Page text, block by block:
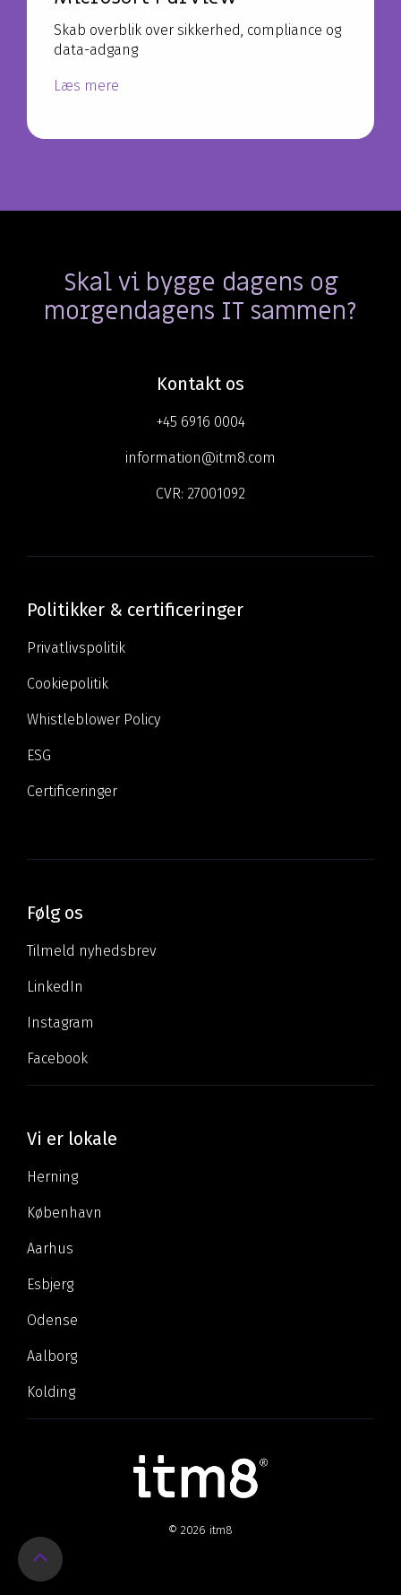
Skab overblik over sikkerhed, compliance og
data-adgang
Læs mere
Skal vi bygge dagens og
morgendagens IT sammen?
Kontakt os
+45 6916 0004
information@itm8.com
CVR: 27001092
Politikker & certificeringer
Privatlivspolitik
Cookiepolitik
Whistleblower Policy
ESG
Certificeringer
Følg os
Tilmeld nyhedsbrev
LinkedIn
Instagram
Facebook
Vi er lokale
Herning
København
Aarhus
Esbjerg
Odense
Aalborg
Kolding
© 2026 itm8
Return
to